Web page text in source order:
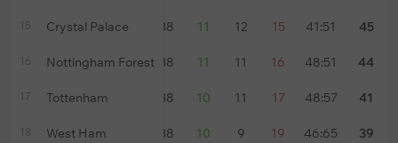
15 Crystal Palace 38 11 12 15 41:51 45
16 Nottingham Forest 38 11 11 16 48:51 44
17 Tottenham 38 10 11 17 48:57 41
18 West Ham 38 10 9 19 46:65 39